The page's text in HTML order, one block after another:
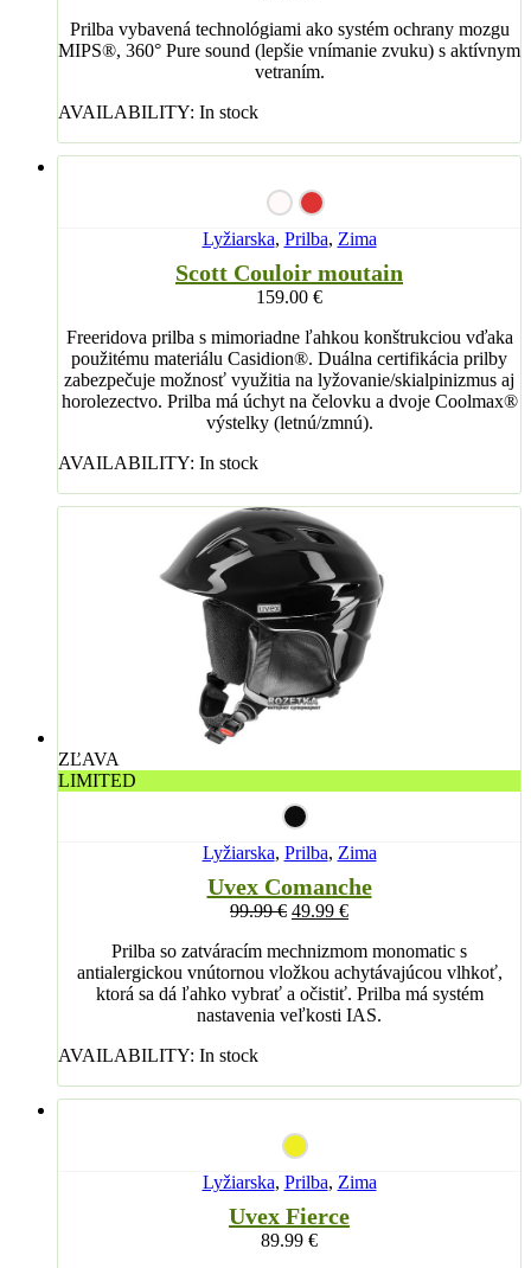
Prilba vybavená technológiami ako systém ochrany mozgu
MIPS®, 360° Pure sound (lepšie vnímanie zvuku) s aktívnym
vetraním.
AVAILABILITY: In stock
Lyžiarska, Prilba, Zima
Scott Couloir moutain
159.00 €
Freeridova prilba s mimoriadne ľahkou konštrukciou vďaka
použitému materiálu Casidion®. Duálna certifikácia prilby
zabezpečuje možnosť využitia na lyžovanie/skialpinizmus aj
horolezectvo. Prilba má úchyt na čelovku a dvoje Coolmax®
výstelky (letnú/zmnú).
AVAILABILITY: In stock
ZĽAVA
LIMITED
Lyžiarska, Prilba, Zima
Uvex Comanche
99.99€ 49.99 €
Prilba so zatváracím mechnizmom monomatic s
antialergickou vnútornou vložkou achytávajúcou vlhkoť,
ktorá sa dá ľahko vybrať a očistiť. Prilba má systém
nastavenia veľkosti IAS.
AVAILABILITY: In stock
Lyžiarska, Prilba, Zima
Uvex Fierce
89.99 €